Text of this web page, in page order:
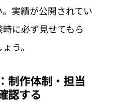
実績が公開されてい
に必ず見せてもら
う。
制作体制・担当
認する